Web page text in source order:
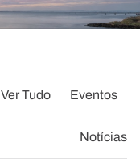
Ver Tudo Eventos
Notícias